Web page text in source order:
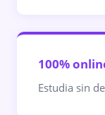
100%
Estudia sin